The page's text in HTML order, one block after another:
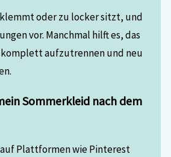
oder zu locker sitzt, und
vor. Manchmal hilft es, das
komplett aufzutrennen und neu
Sommerkleid nach dem
Plattformen wie Pinterest